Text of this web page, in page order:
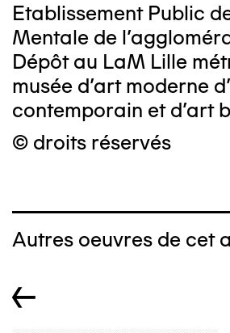
Etablissement Public
Mentale de
Dépôt au LaM Lille
musée d’art moderne
contemporain et d’art
© droits réservés
Autres oeuvres de cet
←